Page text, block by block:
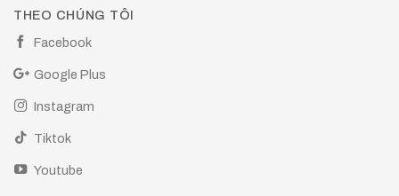
THEO CHÚNG TÔI
Facebook
Google Plus
Instagram
Tiktok
Youtube